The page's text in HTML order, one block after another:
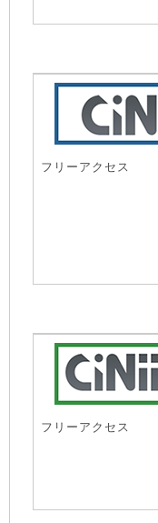
フリーアクセス
フリーアクセス